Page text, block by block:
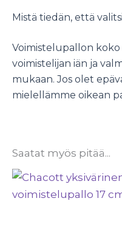
Mistä tiedän, että
Voimistelupallon koko
voimistelijan iän ja
mukaan. Jos olet
mielellämme oikean
Saatat myös pitää...